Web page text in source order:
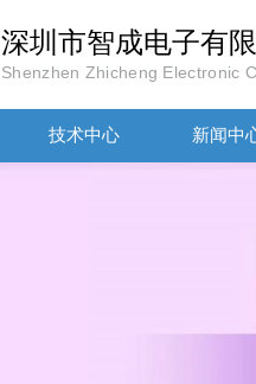
深圳市智成电子有
Shenzhen Zhicheng Electronic
技术中心 新闻中